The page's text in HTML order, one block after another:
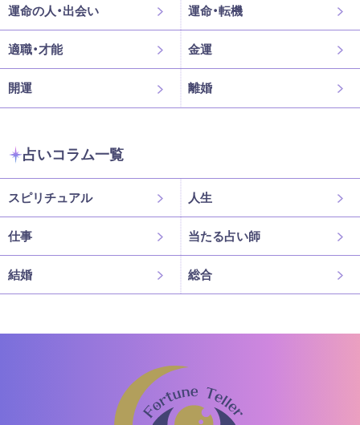
運命の人・出会い 運命・転機
適職・才能 金運
開運 離婚
占いコラム一覧
スピリチュアル 人生
仕事 当たる占い師
結婚 総合